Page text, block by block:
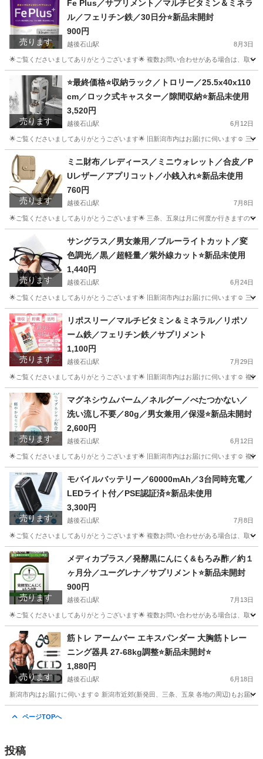
売ります
Fe Plus／サプリメント／マルチビタミン＆ミネラ
ル／フェリチン鉄／30日分⭐️新品未開封
900円
越後石山駅 8月3日
🌟ご覧くださいましてありがとうございます🌟 複数お問い合わせがある場合は、取り
新潟 新潟市 越後石山駅 食品
売ります
⭐️最終価格⭐️収納ラック／トロリー／25.5x40x110
cm／ロック式キャスター／隙間収納⭐️新品未使用
3,520円
越後石山駅 6月12日
🌟ご覧くださいましてありがとうございます🌟 旧新潟市内はお届けに伺います☺️ 三条
新潟 越後石山駅 収納家具 トロリー
売ります
ミニ財布／レディース／ミニウォレット／合皮／P
Uレザー／アプリコット／小銭入れ⭐️新品未使用
760円
越後石山駅 7月8日
🌟ご覧くださいましてありがとうございます🌟 三条、五泉は月に何度か行きますので
越後石山駅 小物 カード
売ります
サングラス／男女兼用／ブルーライトカット／変
色調光／黒／超軽量／紫外線カット⭐️新品未使用
1,440円
越後石山駅 6月24日
🌟ご覧くださいましてありがとうございます🌟 旧新潟市内はお届けに伺います☺️ 三
新潟 新潟市 越後石山駅 軽量
売ります
リポスリー／マルチビタミン＆ミネラル／リポソ
ーム鉄／フェリチン鉄／サプリメント
1,100円
越後石山駅 7月29日
🌟ご覧くださいましてありがとうございます🌟 旧新潟市内はお届けに伺います☺️ 複
新潟 新潟市 越後石山駅 食品
売ります
マグネシウムバーム／ネルグー／べたつかない／
洗い流し不要／80g／男女兼用／保湿⭐️新品未開封
2,600円
越後石山駅 6月12日
🌟ご覧くださいましてありがとうございます🌟 旧新潟市内はお届けに伺います☺️ 複
新潟 新潟市 越後石山駅 ボディケア
売ります
モバイルバッテリー／60000mAh／3台同時充電／
LEDライト付／PSE認証済⭐️新品未使用
3,300円
越後石山駅 7月8日
🌟ご覧くださいましてありがとうございます🌟 複数お問い合わせがある場合は、取り
新潟 新潟市 越後石山駅 その他
売ります
メディカプラス／発酵黒にんにく&もろみ酢／約１
ヶ月分／ユーグレナ／サプリメント⭐️新品未開封
900円
越後石山駅 7月13日
🌟ご覧くださいましてありがとうございます🌟 複数お問い合わせがある場合は、取り
新潟 新潟市 越後石山駅 食品
売ります
筋トレ アームバー エキスパンダー 大胸筋トレー
ニング器具 27-68kg調整⭐️新品未開封⭐️
1,880円
越後石山駅 6月18日
新潟市内はお届けに伺います☺️ 新潟市近郊(新発田、三条、五泉 各地の周辺)もお届
ページTOPへ
投稿